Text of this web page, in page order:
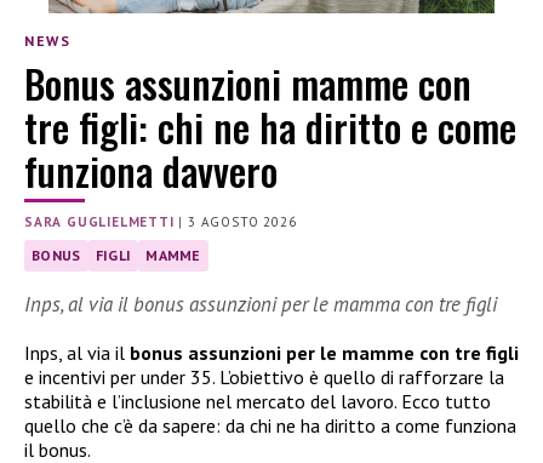
NEWS
Bonus assunzioni mamme con
tre figli: chi ne ha diritto e come
funziona davvero
SARA GUGLIELMETTI |3 AGOSTO 2026
BONUS FIGLI MAMME
Inps, al via il bonus assunzioni per le mamma con tre figli
Inps, al via il bonus assunzioni per le mamme con tre figli
e incentivi per under 35. L’obiettivo è quello di rafforzare la
stabilità e l’inclusione nel mercato del lavoro. Ecco tutto
quello che c’è da sapere: da chi ne ha diritto a come funziona
il bonus.